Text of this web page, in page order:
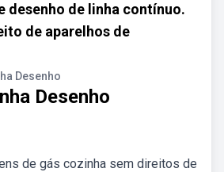
desenho de linha contínuo.
de aparelhos de
Desenho
Desenho
de gás cozinha sem direitos de